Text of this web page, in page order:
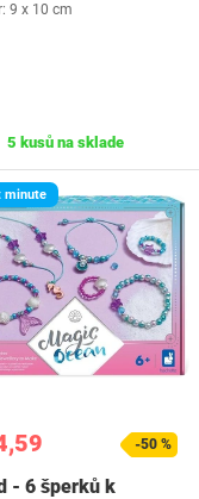
9 x 10 cm
5 kusů na sklade
minute
-50 %
- 6 šperků k